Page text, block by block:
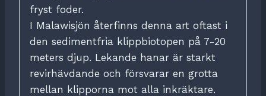
fryst foder.
I Malawisjön återfinns denna art oftast i
den sedimentfria klippbiotopen på 7-20
meters djup. Lekande hanar är starkt
revirhävdande och försvarar en grotta
mellan klipporna mot alla inkräktare.